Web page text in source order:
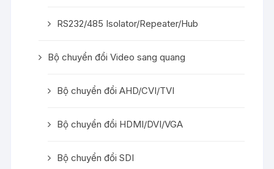
RS232/485 Isolator/Repeater/Hub
Bộ chuyển đổi Video sang quang
Bộ chuyển đổi AHD/CVI/TVI
Bộ chuyển đổi HDMI/DVI/VGA
Bộ chuyển đổi SDI